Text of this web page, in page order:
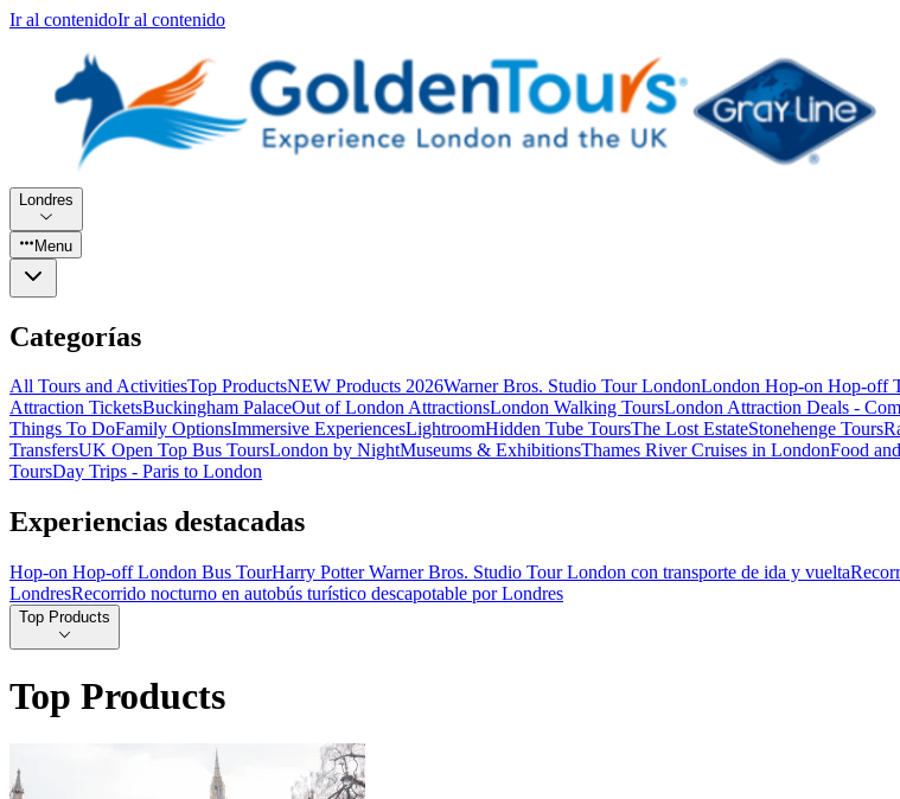
Ir al contenidoIr al contenido
Londres
Menu
Categorías
All Tours and ActivitiesTop ProductsNEW Products 2026Warner Bros. Studio Tour LondonLondon Hop-on Hop-off
Attraction TicketsBuckingham PalaceOut of London AttractionsLondon Walking ToursLondon Attraction Deals -
Things To DoFamily OptionsImmersive ExperiencesLightroomHidden Tube ToursThe Lost EstateStonehenge Tours
TransfersUK Open Top Bus ToursLondon by NightMuseums & ExhibitionsThames River Cruises in LondonFood
ToursDay Trips - Paris to London
Experiencias destacadas
Hop-on Hop-off London Bus TourHarry Potter Warner Bros. Studio Tour London con transporte de ida y vuelta
LondresRecorrido nocturno en autobús turístico descapotable por Londres
Top Products
Top Products